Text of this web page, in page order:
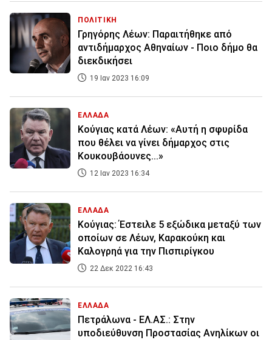
ΠΟΛΙΤΙΚΗ
Γρηγόρης Λέων: Παραιτήθηκε από
αντιδήμαρχος Αθηναίων - Ποιο δήμο θα
διεκδικήσει
19 Ιαν 2023 16:09
ΕΛΛΑΔΑ
Κούγιας κατά Λέων: «Αυτή η σφυρίδα
που θέλει να γίνει δήμαρχος στις
Κουκουβάουνες...»
12 Ιαν 2023 16:34
ΕΛΛΑΔΑ
Κούγιας: Έστειλε 5 εξώδικα μεταξύ των
οποίων σε Λέων, Καρακούκη και
Καλογρηά για την Πισπιρίγκου
22 Δεκ 2022 16:43
ΕΛΛΑΔΑ
Πετράλωνα - ΕΛ.ΑΣ.: Στην
υποδιεύθυνση Προστασίας Ανηλίκων οι